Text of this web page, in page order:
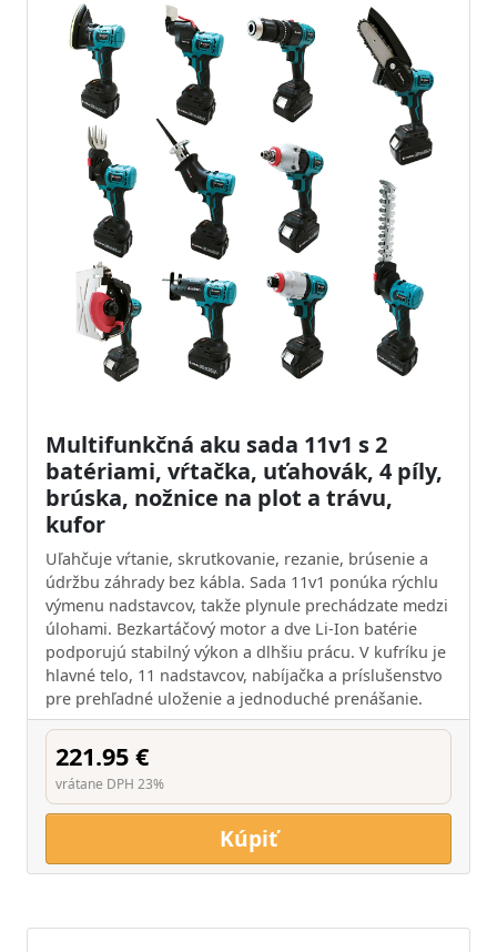
Multifunkčná aku sada 11v1 s 2
batériami, vŕtačka, uťahovák, 4 píly,
brúska, nožnice na plot a trávu,
kufor
Uľahčuje vŕtanie, skrutkovanie, rezanie, brúsenie a
údržbu záhrady bez kábla. Sada 11v1 ponúka rýchlu
výmenu nadstavcov, takže plynule prechádzate medzi
úlohami. Bezkartáčový motor a dve Li-Ion batérie
podporujú stabilný výkon a dlhšiu prácu. V kufríku je
hlavné telo, 11 nadstavcov, nabíjačka a príslušenstvo
pre prehľadné uloženie a jednoduché prenášanie.
221.95 €
vrátane DPH 23%
Kúpiť